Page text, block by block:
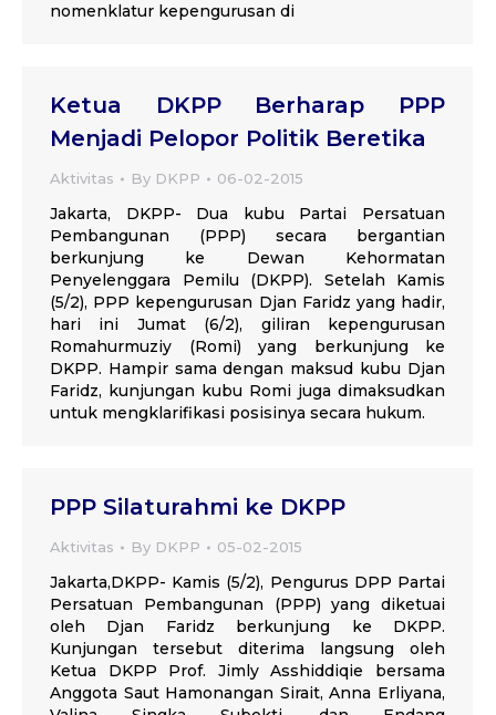
nomenklatur kepengurusan di
Ketua DKPP Berharap PPP
Menjadi Pelopor Politik Beretika
Aktivitas By DKPP 06-02-2015
Jakarta, DKPP- Dua kubu Partai Persatuan
Pembangunan (PPP) secara bergantian
berkunjung ke Dewan Kehormatan
Penyelenggara Pemilu (DKPP). Setelah Kamis
(5/2), PPP kepengurusan Djan Faridz yang hadir,
hari ini Jumat (6/2), giliran kepengurusan
Romahurmuziy (Romi) yang berkunjung ke
DKPP. Hampir sama dengan maksud kubu Djan
Faridz, kunjungan kubu Romi juga dimaksudkan
untuk mengklarifikasi posisinya secara hukum.
PPP Silaturahmi ke DKPP
Aktivitas By DKPP 05-02-2015
Jakarta,DKPP- Kamis (5/2), Pengurus DPP Partai
Persatuan Pembangunan (PPP) yang diketuai
oleh Djan Faridz berkunjung ke DKPP.
Kunjungan tersebut diterima langsung oleh
Ketua DKPP Prof. Jimly Asshiddiqie bersama
Anggota Saut Hamonangan Sirait, Anna Erliyana,